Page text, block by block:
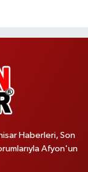
Haberleri, Son
Afyon'un